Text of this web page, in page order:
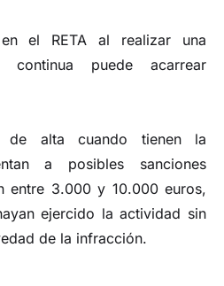
el RETA al realizar una
puede acarrear
de alta cuando tienen la
a posibles sanciones
entre 3.000 y 10.000 euros,
ejercido la actividad sin
de la infracción.